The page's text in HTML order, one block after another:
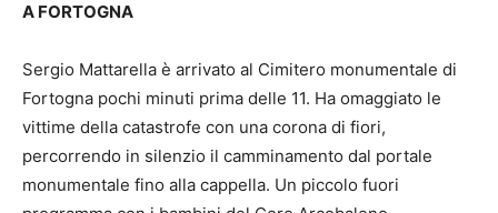
A FORTOGNA
Sergio Mattarella è arrivato al Cimitero monumentale di
Fortogna pochi minuti prima delle 11. Ha omaggiato le
vittime della catastrofe con una corona di fiori,
percorrendo in silenzio il camminamento dal portale
monumentale fino alla cappella. Un piccolo fuori